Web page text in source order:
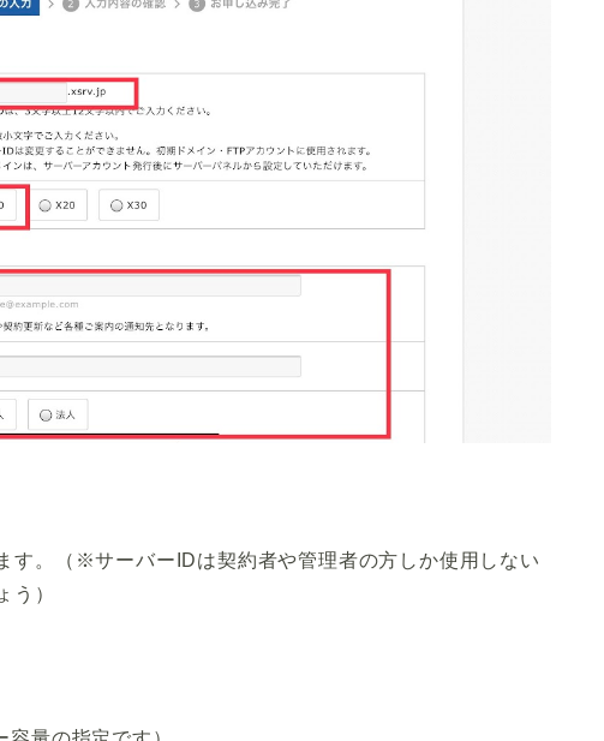
す。（※サーバーIDは契約者や管理者の方しか使用しない
う）